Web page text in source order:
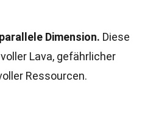
Dimension. Diese
Lava, gefährlicher
Ressourcen.